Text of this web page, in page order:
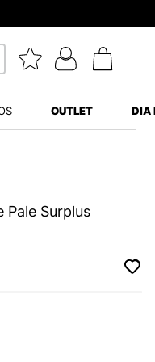
OUTLET DIA
Pale Surplus